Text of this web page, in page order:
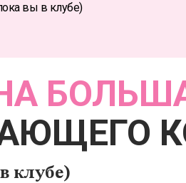
вы в клубе)
клубе)